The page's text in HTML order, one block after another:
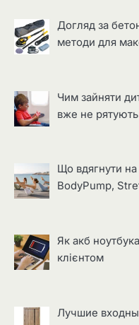
Догляд за
методи для
Чим зайняти
вже не рятують
Що вдягнути на
BodyPump,
Як акб
клієнтом
Лучшие